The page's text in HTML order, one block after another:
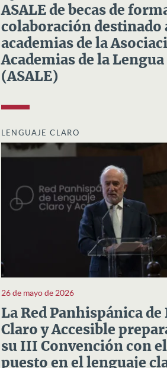
ASALE de becas de
colaboración destinado
academias de la
Academias de la
(ASALE)
LENGUAJE CLARO
26 de mayo de 2026
La Red Panhispánica de
Claro y Accesible
su III Convención con
puesto en el lenguaje